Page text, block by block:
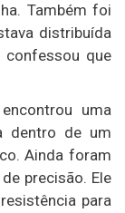
Também foi
distribuída
que
uma
dentro de um
Ainda foram
precisão. Ele
para